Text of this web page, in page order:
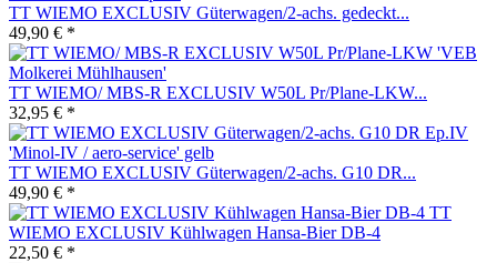
TT WIEMO EXCLUSIV Güterwagen/2-achs. gedeckt...
49,90 € *
TT WIEMO/ MBS-R EXCLUSIV W50L Pr/Plane-LKW...
32,95 € *
TT WIEMO EXCLUSIV Güterwagen/2-achs. G10 DR...
49,90 € *
TT
WIEMO EXCLUSIV Kühlwagen Hansa-Bier DB-4
22,50 € *